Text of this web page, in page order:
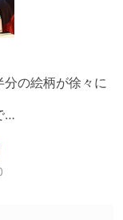
の絵柄が徐々に
…